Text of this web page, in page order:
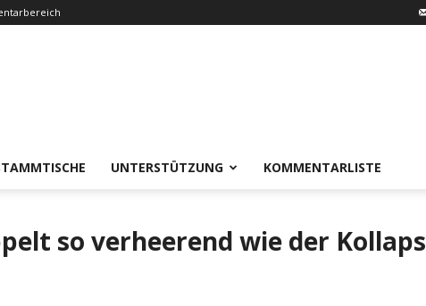
UNTERSTÜTZUNG KOMMENTARLISTE
so verheerend wie der Kollaps